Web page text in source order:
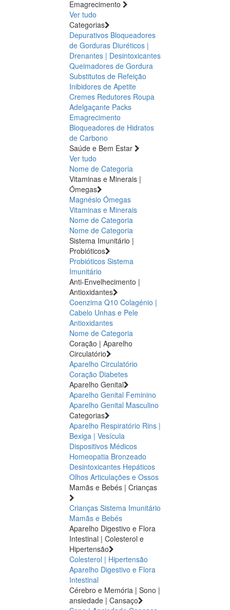
Emagrecimento
Ver tudo
Categorias
Depurativos Bloqueadores
de Gorduras Diuréticos |
Drenantes | Desintoxicantes
Queimadores de Gordura
Substitutos de Refeição
Inibidores de Apetite
Cremes Redutores Roupa
Adelgaçante Packs
Emagrecimento
Bloqueadores de Hidratos
de Carbono
Saúde e Bem Estar
Ver tudo
Nome de Categoria
Vitaminas e Minerais |
Ómegas
Magnésio Ómegas
Vitaminas e Minerais
Nome de Categoria
Nome de Categoria
Sistema Imunitário |
Probióticos
Probióticos Sistema
Imunitário
Anti-Envelhecimento |
Antioxidantes
Coenzima Q10 Colagénio |
Cabelo Unhas e Pele
Antioxidantes
Nome de Categoria
Coração | Aparelho
Circulatório
Aparelho Circulatório
Coração Diabetes
Aparelho Genital
Aparelho Genital Feminino
Aparelho Genital Masculino
Categorias
Aparelho Respiratório Rins |
Bexiga | Vesícula
Dispositivos Médicos
Homeopatia Bronzeado
Desintoxicantes Hepáticos
Olhos Articulações e Ossos
Mamãs e Bebés | Crianças
Crianças Sistema Imunitário
Mamãs e Bebés
Aparelho Digestivo e Flora
Intestinal | Colesterol e
Hipertensão
Colesterol | Hipertensão
Aparelho Digestivo e Flora
Intestinal
Cérebro e Memória | Sono |
ansiedade | Cansaço